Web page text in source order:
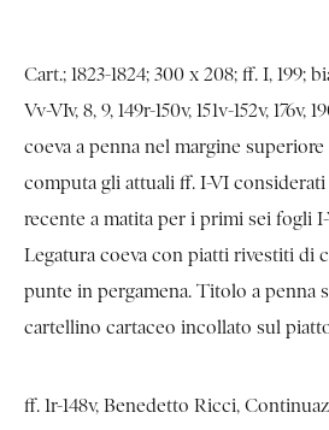
Cart.; 1823-1824; 300 x 208; ff. I, 199;
Vv-VIv, 8, 9, 149r-150v, 151v-152v, 176v,
coeva a penna nel margine superiore
computa gli attuali ff. I-VI
recente a matita per i primi sei fogli
Legatura coeva con piatti rivestiti di
punte in pergamena. Titolo a penna
cartellino cartaceo incollato sul
ff. 1r-148v, Benedetto Ricci,